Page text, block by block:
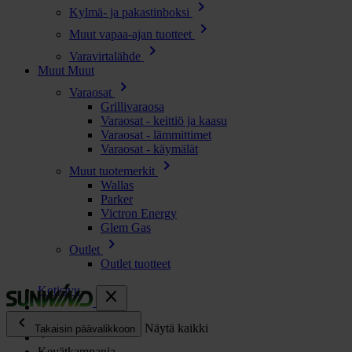
Kylmä- ja pakastinboksi chevron_right
Muut vapaa-ajan tuotteet chevron_right
Varavirtalähde chevron_right
Muut Muut
Varaosat
chevron_right
Grillivaraosa
Varaosat - keittiö ja kaasu
Varaosat - lämmittimet
Varaosat - käymälät
Muut tuotemerkit
chevron_right
Wallas
Parker
Victron Energy
Glem Gas
Outlet
chevron_right
Outlet tuotteet
close
chevron_left
Takaisin päävalikkoon Näytä kaikki
Kotisivu